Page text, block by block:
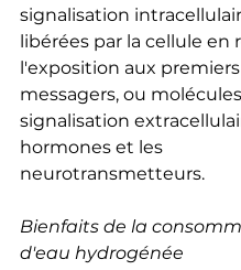
signalisation
libérées par la cellule en
l'exposition aux premiers
messagers, ou
signalisation
hormones et les
neurotransmetteurs.
Bienfaits de la
d'eau hydrogénée